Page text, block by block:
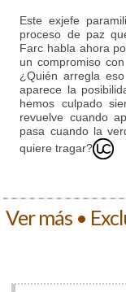
Este exjefe
proceso de paz
Farc habla ahora
un compromiso
¿Quién arregla
aparece la
hemos culpado
revuelve cuando
pasa cuando la
quiere tragar?
Ver más •